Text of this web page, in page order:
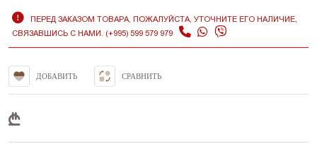
ПЕРЕД ЗАКАЗОМ ТОВАРА, ПОЖАЛУЙСТА, УТОЧНИТЕ ЕГО НАЛИЧИЕ,
СВЯЗАВШИСЬ С НАМИ. (+995) 599 579 979
ДОБАВИТЬ СРАВНИТЬ